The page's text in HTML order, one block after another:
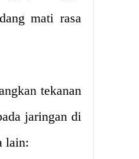
mati rasa
tekanan
jaringan di
lain: